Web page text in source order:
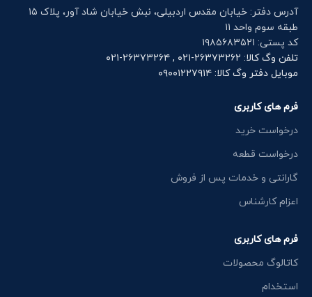
آدرس دفتر: خیابان مقدس اردبیلی، نبش خیابان شاد آور، پلاک ۱۵
طبقه سوم واحد ۱۱
کد پستی: ۱۹۸۵۶۸۳۵۲۱
تلفن وگ کالا: ۲۶۳۷۳۲۶۲-۰۲۱ , ۲۶۳۷۳۲۶۴-۰۲۱
موبایل دفتر وگ کالا: ۰۹۰۰۱۲۲۷۹۱۴
فرم های کاربری
درخواست خرید
درخواست قطعه
گارانتی و خدمات پس از فروش
اعزام کارشناس
فرم های کاربری
کاتالوگ محصولات
استخدام